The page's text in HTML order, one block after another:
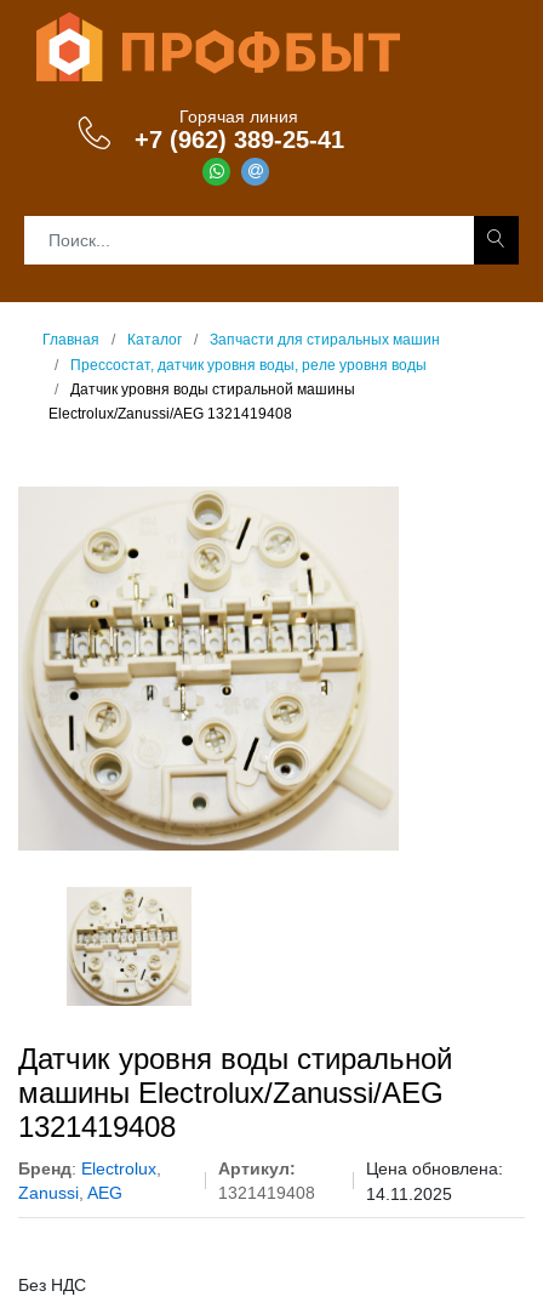
Горячая линия
+7 (962) 389-25-41
Главная Каталог
Запчасти для стиральных машин
Прессостат, датчик уровня воды, реле уровня воды
Датчик уровня воды стиральной машины
Electrolux/Zanussi/AEG 1321419408
Датчик уровня воды стиральной
машины Electrolux/Zanussi/AEG
1321419408
Бренд: Electrolux,
Zanussi, AEG
Артикул:
1321419408
Цена обновлена:
14.11.2025
Без НДС